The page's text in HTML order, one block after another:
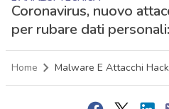
Coronavirus, nuovo
per rubare dati
Home Malware E Attacchi